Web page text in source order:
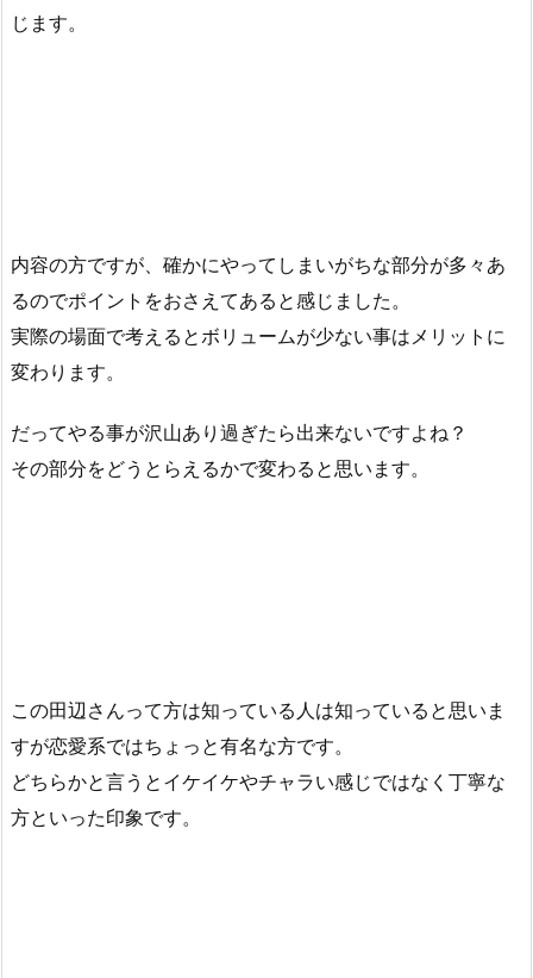
じます。
内容の方ですが、確かにやってしまいがちな部分が多々あ
るのでポイントをおさえてあると感じました。
実際の場面で考えるとボリュームが少ない事はメリットに
変わります。
だってやる事が沢山あり過ぎたら出来ないですよね？
その部分をどうとらえるかで変わると思います。
この田辺さんって方は知っている人は知っていると思いま
すが恋愛系ではちょっと有名な方です。
どちらかと言うとイケイケやチャラい感じではなく丁寧な
方といった印象です。